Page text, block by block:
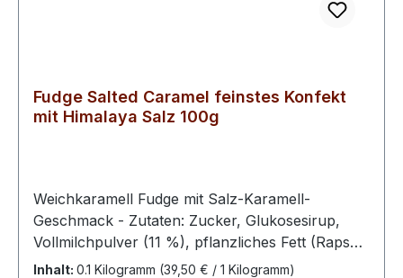
Fudge Salted Caramel feinstes Konfekt
mit Himalaya Salz 100g
Weichkaramell Fudge mit Salz-Karamell-
Geschmack - Zutaten: Zucker, Glukosesirup,
Vollmilchpulver (11 %), pflanzliches Fett (Rapsöl,
vollständig gehärtetes Rapsöl), Himalaya-Salz
Inhalt: 0.1 Kilogramm (39,50 € / 1 Kilogramm)